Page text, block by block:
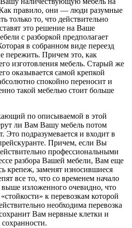
Как правило, они — люди разумные
только то, что действительно
это решение на Ваше
с разборкой предполагает
в собранном виде переезд
пережить. Причем это, как
изготовления мебель. Старый же
оказывается самой крепкой
спокойно переносит и
такой мебелью стоит больше
по описываемой в этой
ли Вам Вашу мебель потом
Это подразумевается и входит в
Причем, если Вы
профессиональными
разбора Вашей мебели, Вам еще
крепеж, заменят износившиеся
все то, что со временем начало
выше изложенного очевидно, что
к перевозкам которой
необходима перевозка
Вам нервные клетки и